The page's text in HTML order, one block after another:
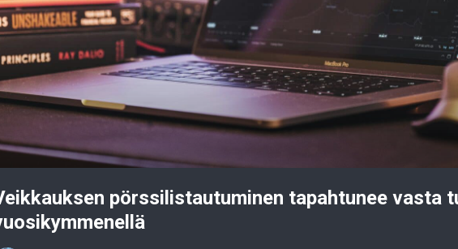
pörssilistautuminen tapahtunee vasta